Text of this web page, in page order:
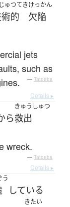
ゅつてき
的
けっかん
欠陥
jets
such as
— Tatoeba
Details ▸
ら
きゅうしゅつ
救出
wreck.
— Tatoeba
Details ▸
う
している
きたい